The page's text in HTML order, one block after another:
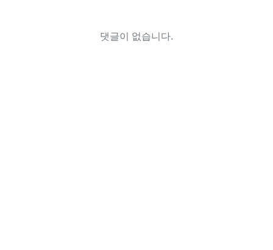
댓글이 없습니다.